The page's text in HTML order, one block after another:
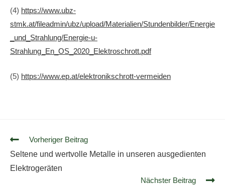
(4) https://www.ubz-
stmk.at/fileadmin/ubz/upload/Materialien/Stundenbilder/Energie
_und_Strahlung/Energie-u-
Strahlung_En_OS_2020_Elektroschrott.pdf
(5) https://www.ep.at/elektronikschrott-vermeiden
Vorheriger Beitrag
Seltene und wertvolle Metalle in unseren ausgedienten
Elektrogeräten
Nächster Beitrag